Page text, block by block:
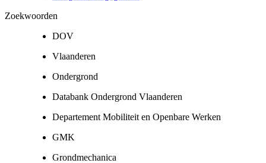
Zoekwoorden
DOV
Vlaanderen
Ondergrond
Databank Ondergrond Vlaanderen
Departement Mobiliteit en Openbare Werken
GMK
Grondmechanica